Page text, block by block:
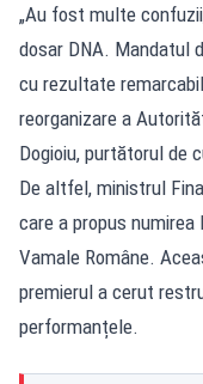
„Au fost multe
dosar DNA. Mandatul
cu rezultate
reorganizare a
Dogioiu, purtătorul de
De altfel, ministrul
care a propus
Vamale Române.
premierul a cerut
performanțele.